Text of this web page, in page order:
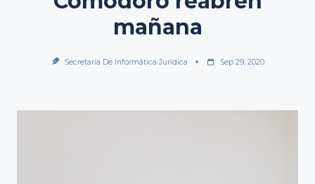
mañana
Secretaría De Informática Jurídica Sep 29, 2020